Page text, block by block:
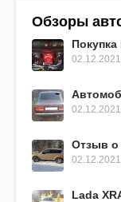
Обзоры
02.12.2021
02.12.2021
Отзыв о
02.12.2021
Lada